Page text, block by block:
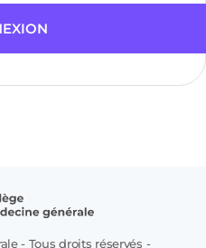
- Tous droits réservés -